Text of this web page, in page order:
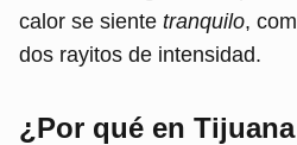
calor se siente tranquilo,
dos rayitos de intensidad.
¿Por qué en